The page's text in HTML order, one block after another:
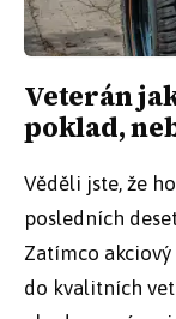
Veterán
poklad,
Věděli jste, že
posledních
Zatímco
do kvalitních